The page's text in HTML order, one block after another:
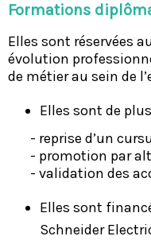
Formations
Elles sont réservées
évolution
de métier au sein de
Elles sont de
- reprise d’un
- promotion par
- validation des
Elles sont
Schneider